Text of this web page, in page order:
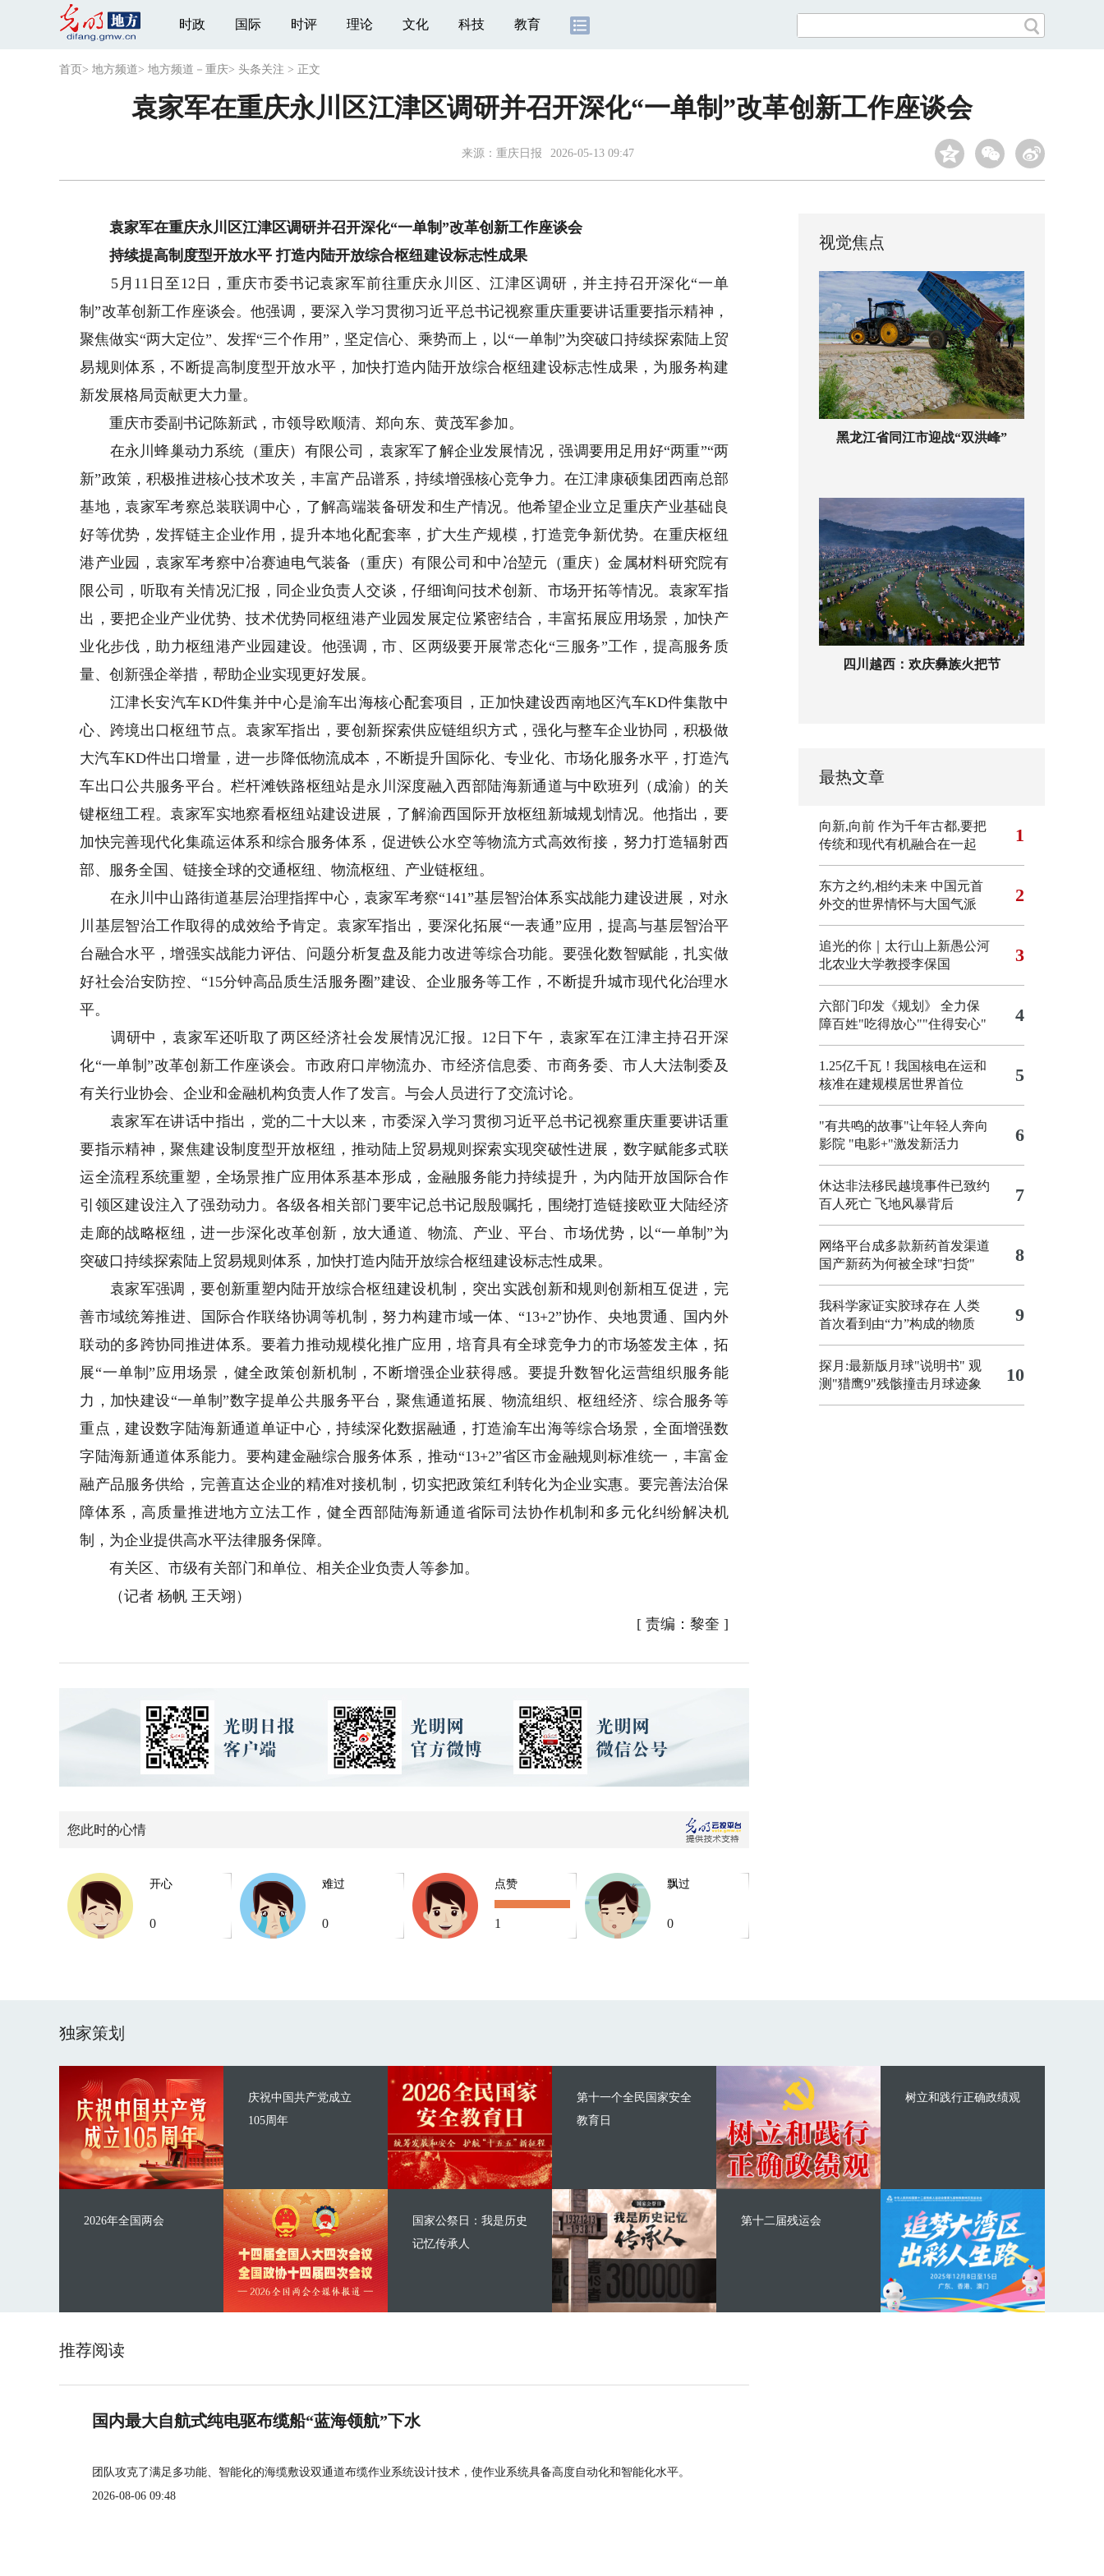
时政 国际 时评 理论 文化 科技 教育
首页 > 地方频道> 地方频道－重庆> 头条关注 > 正文
袁家军在重庆永川区江津区调研并召开深化“一单制”改革创新工作座谈会
来源： 重庆日报 2026-05-13 09:47
袁家军在重庆永川区江津区调研并召开深化“一单制”改革创新工作座谈会
持续提高制度型开放水平 打造内陆开放综合枢纽建设标志性成果
5月11日至12日，重庆市委书记袁家军前往重庆永川区、江津区调研，并主持召开深化“一单
制”改革创新工作座谈会。他强调，要深入学习贯彻习近平总书记视察重庆重要讲话重要指示精神，
聚焦做实“两大定位”、发挥“三个作用”，坚定信心、乘势而上，以“一单制”为突破口持续探索陆上贸
易规则体系，不断提高制度型开放水平，加快打造内陆开放综合枢纽建设标志性成果，为服务构建
新发展格局贡献更大力量。
重庆市委副书记陈新武，市领导欧顺清、郑向东、黄茂军参加。
在永川蜂巢动力系统（重庆）有限公司，袁家军了解企业发展情况，强调要用足用好“两重”“两
新”政策，积极推进核心技术攻关，丰富产品谱系，持续增强核心竞争力。在江津康硕集团西南总部
基地，袁家军考察总装联调中心，了解高端装备研发和生产情况。他希望企业立足重庆产业基础良
好等优势，发挥链主企业作用，提升本地化配套率，扩大生产规模，打造竞争新优势。在重庆枢纽
港产业园，袁家军考察中冶赛迪电气装备（重庆）有限公司和中冶堃元（重庆）金属材料研究院有
限公司，听取有关情况汇报，同企业负责人交谈，仔细询问技术创新、市场开拓等情况。袁家军指
出，要把企业产业优势、技术优势同枢纽港产业园发展定位紧密结合，丰富拓展应用场景，加快产
业化步伐，助力枢纽港产业园建设。他强调，市、区两级要开展常态化“三服务”工作，提高服务质
量、创新强企举措，帮助企业实现更好发展。
江津长安汽车KD件集并中心是渝车出海核心配套项目，正加快建设西南地区汽车KD件集散中
心、跨境出口枢纽节点。袁家军指出，要创新探索供应链组织方式，强化与整车企业协同，积极做
大汽车KD件出口增量，进一步降低物流成本，不断提升国际化、专业化、市场化服务水平，打造汽
车出口公共服务平台。栏杆滩铁路枢纽站是永川深度融入西部陆海新通道与中欧班列（成渝）的关
键枢纽工程。袁家军实地察看枢纽站建设进展，了解渝西国际开放枢纽新城规划情况。他指出，要
加快完善现代化集疏运体系和综合服务体系，促进铁公水空等物流方式高效衔接，努力打造辐射西
部、服务全国、链接全球的交通枢纽、物流枢纽、产业链枢纽。
在永川中山路街道基层治理指挥中心，袁家军考察“141”基层智治体系实战能力建设进展，对永
川基层智治工作取得的成效给予肯定。袁家军指出，要深化拓展“一表通”应用，提高与基层智治平
台融合水平，增强实战能力评估、问题分析复盘及能力改进等综合功能。要强化数智赋能，扎实做
好社会治安防控、“15分钟高品质生活服务圈”建设、企业服务等工作，不断提升城市现代化治理水
平。
调研中，袁家军还听取了两区经济社会发展情况汇报。12日下午，袁家军在江津主持召开深
化“一单制”改革创新工作座谈会。市政府口岸物流办、市经济信息委、市商务委、市人大法制委及
有关行业协会、企业和金融机构负责人作了发言。与会人员进行了交流讨论。
袁家军在讲话中指出，党的二十大以来，市委深入学习贯彻习近平总书记视察重庆重要讲话重
要指示精神，聚焦建设制度型开放枢纽，推动陆上贸易规则探索实现突破性进展，数字赋能多式联
运全流程系统重塑，全场景推广应用体系基本形成，金融服务能力持续提升，为内陆开放国际合作
引领区建设注入了强劲动力。各级各相关部门要牢记总书记殷殷嘱托，围绕打造链接欧亚大陆经济
走廊的战略枢纽，进一步深化改革创新，放大通道、物流、产业、平台、市场优势，以“一单制”为
突破口持续探索陆上贸易规则体系，加快打造内陆开放综合枢纽建设标志性成果。
袁家军强调，要创新重塑内陆开放综合枢纽建设机制，突出实践创新和规则创新相互促进，完
善市域统筹推进、国际合作联络协调等机制，努力构建市域一体、“13+2”协作、央地贯通、国内外
联动的多跨协同推进体系。要着力推动规模化推广应用，培育具有全球竞争力的市场签发主体，拓
展“一单制”应用场景，健全政策创新机制，不断增强企业获得感。要提升数智化运营组织服务能
力，加快建设“一单制”数字提单公共服务平台，聚焦通道拓展、物流组织、枢纽经济、综合服务等
重点，建设数字陆海新通道单证中心，持续深化数据融通，打造渝车出海等综合场景，全面增强数
字陆海新通道体系能力。要构建金融综合服务体系，推动“13+2”省区市金融规则标准统一，丰富金
融产品服务供给，完善直达企业的精准对接机制，切实把政策红利转化为企业实惠。要完善法治保
障体系，高质量推进地方立法工作，健全西部陆海新通道省际司法协作机制和多元化纠纷解决机
制，为企业提供高水平法律服务保障。
有关区、市级有关部门和单位、相关企业负责人等参加。
（记者 杨帆 王天翊）
[ 责编：黎奎 ]
您此时的心情
开心
0
难过
0
点赞
1
飘过
0
视觉焦点
黑龙江省同江市迎战“双洪峰”
四川越西：欢庆彝族火把节
最热文章
向新,向前 作为千年古都,要把
传统和现代有机融合在一起
1
东方之约,相约未来 中国元首
外交的世界情怀与大国气派
2
追光的你｜太行山上新愚公河
北农业大学教授李保国
3
六部门印发《规划》 全力保
障百姓"吃得放心""住得安心"
4
1.25亿千瓦！我国核电在运和
核准在建规模居世界首位
5
"有共鸣的故事"让年轻人奔向
影院 "电影+"激发新活力 6
休达非法移民越境事件已致约
百人死亡 飞地风暴背后 7
网络平台成多款新药首发渠道
国产新药为何被全球"扫货"
8
我科学家证实胶球存在 人类
首次看到由“力”构成的物质
9
探月:最新版月球"说明书" 观
测"猎鹰9"残骸撞击月球迹象
10
独家策划
庆祝中国共产党成立
105周年
2026年全国两会
第十一个全民国家安全
教育日
国家公祭日：我是历史
记忆传承人
树立和践行正确政绩观
第十二届残运会
推荐阅读
国内最大自航式纯电驱布缆船“蓝海领航”下水
团队攻克了满足多功能、智能化的海缆敷设双通道布缆作业系统设计技术，使作业系统具备高度自动化和智能化水平。
2026-08-06 09:48